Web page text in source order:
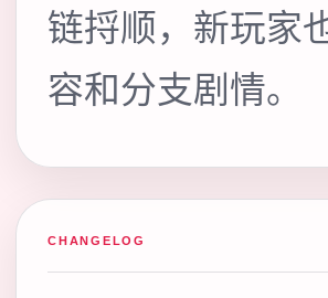
链捋顺，新玩家
容和分支剧情。
CHANGELOG